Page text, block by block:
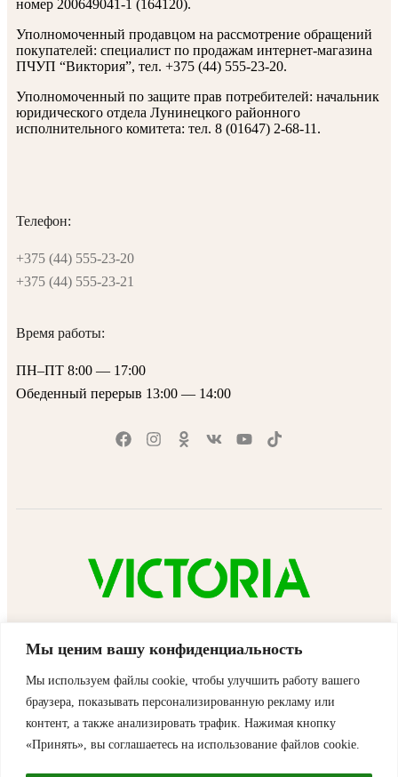
Мы ценим вашу конфиденциальность
Мы используем файлы cookie, чтобы улучшить работу вашего
браузера, показывать персонализированную рекламу или
контент, а также анализировать трафик. Нажимая кнопку
«Принять», вы соглашаетесь на использование файлов cookie.
номер 200649041-1 (164120).
Уполномоченный продавцом на рассмотрение обращений
покупателей: специалист по продажам интернет-магазина
ПЧУП “Виктория”, тел. +375 (44) 555-23-20.
Уполномоченный по защите прав потребителей: начальник
юридического отдела Лунинецкого районного
исполнительного комитета: тел. 8 (01647) 2-68-11.
Телефон:
+375 (44) 555-23-20
+375 (44) 555-23-21
Время работы:
ПН–ПТ 8:00 — 17:00
Обеденный перерыв 13:00 — 14:00
VICTORIA™ © 2025 | Все права защищены
Корзина
Корзина пуста
В каталог